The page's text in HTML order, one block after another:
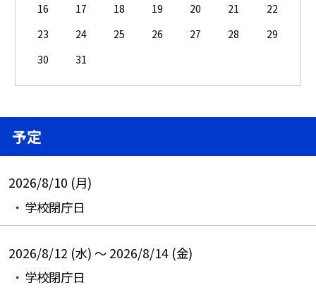
16
17 18 19 20 21
22
23
24 25 26 27 28
29
30
31
予定
2026/8/10 (月)
学校閉庁日
2026/8/12 (水) ～ 2026/8/14 (金)
学校閉庁日